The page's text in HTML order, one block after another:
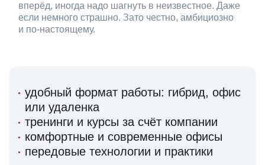
вперёд, иногда надо шагнуть в неизвестное. Даже
если немного страшно. Зато честно, амбициозно
и по‑настоящему.
удобный формат работы: гибрид, офис
или удаленка
тренинги и курсы за счёт компании
комфортные и современные офисы
передовые технологии и практики